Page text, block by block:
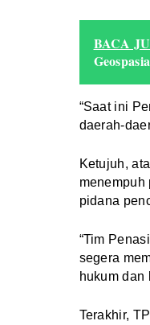
BACA
“Saat ini
daerah-
Ketujuh,
pidana
“Tim
segera
hukum dan
Terakhir,